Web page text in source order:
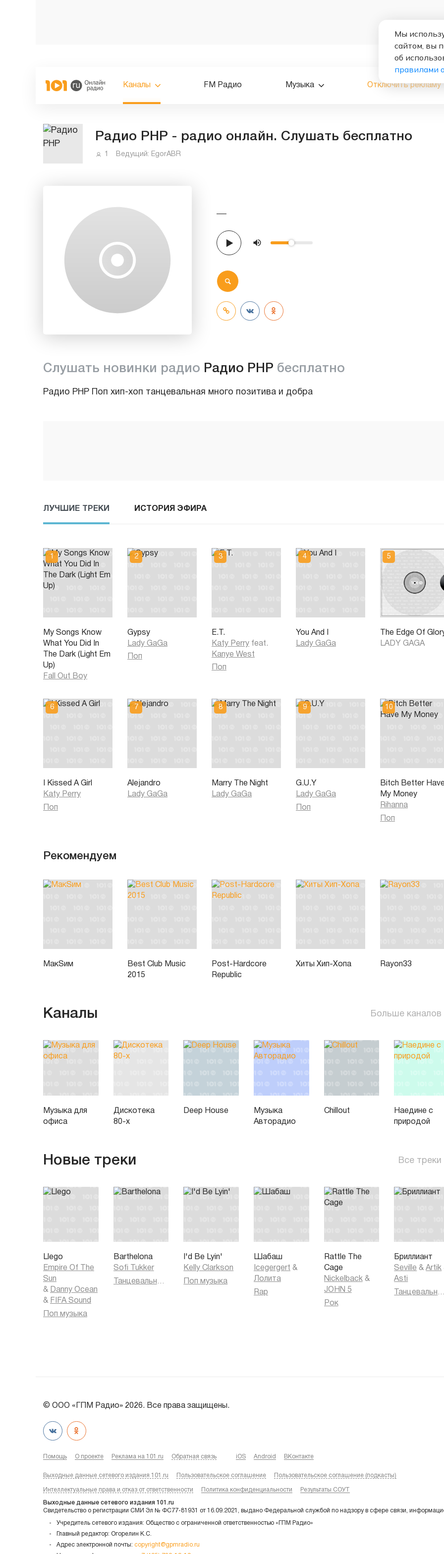
Каналы FM Радио Музыка Отключить рекламу
Радио PHP - радио онлайн. Слушать бесплатно
Ведущий: EgorABR
—
Слушать новинки радио Радио PHP бесплатно
Радио PHP Поп хип-хоп танцевальная много позитива и добра
ЛУЧШИЕ ТРЕКИ ИСТОРИЯ ЭФИРА
My Songs Know
What You Did In
The Dark (Light Em
Up)
Fall Out Boy
Gypsy
Lady GaGa
Поп
E.T.
Katy Perry feat.
Kanye West
Поп
You And I
Lady GaGa
The Edge Of
LADY GAGA
I Kissed A Girl
Katy Perry
Поп
Alejandro
Lady GaGa
Marry The Night
Lady GaGa
G.U.Y
Lady GaGa
Поп
Bitch Better
My Money
Rihanna
Поп
Рекомендуем
МакSим
Best Club Music
2015
Post-Hardcore
Republic
Хиты Хип-Хопа Rayon33
Каналы Больше каналов
Музыка для
офиса
Дискотека
80-х
Deep House
Музыка
Авторадио
Chillout
Наедине с
природой
Новые треки Все треки
Llego
Empire Of The
Sun
& Danny Ocean
& FIFA Sound
Поп музыка
Barthelona
Sofi Tukker
I'd Be Lyin'
Kelly Clarkson
Поп музыка
Шабаш
Icegergert &
Лолита
Rap
Rattle The
Cage
Nickelback &
JOHN 5
Рок
Бриллиант
Seville &Artik
Asti
© ООО «ГПМ Радио» 2026. Все права защищены.
Помощь О проекте Реклама на 101.ru Обратная связь iOS Android ВКонтакте
Выходные данные сетевого издания 101.ru Пользовательское соглашение Пользовательское соглашение (подкасты)
Интеллектуальные права и отказ от ответственности Политика конфиденциальности Результаты СОУТ
Выходные данные сетевого издания 101.ru
Свидетельство о регистрации СМИ Эл № ФС77-81931 от 16.09.2021, выдано Федеральной службой по надзору в сфере связи,
Учредитель сетевого издания: Общество с ограниченной ответственностью «ГПМ Радио»
Главный редактор: Огорелин К.С.
Адрес электронной почты: copyright@gpmradio.ru
Мы
сайтом, вы
об
правилами